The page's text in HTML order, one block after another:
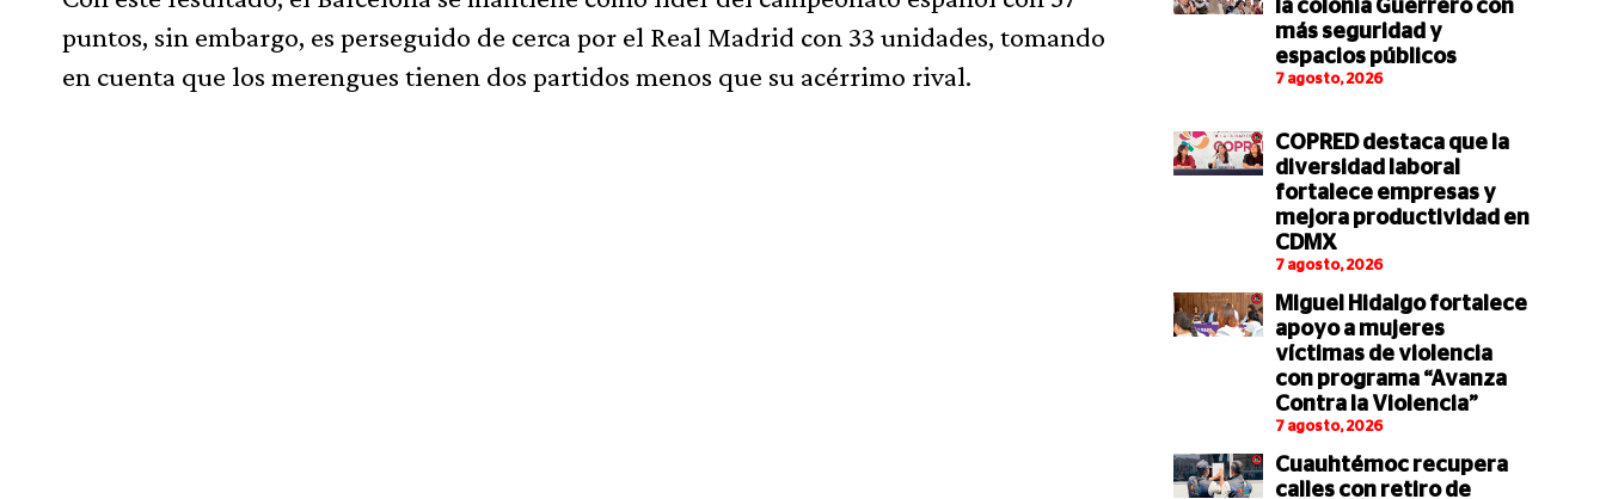
puntos, sin embargo, es perseguido de cerca por el Real Madrid con 33 unidades, tomando
en cuenta que los merengues tienen dos partidos menos que su acérrimo rival.
la colonia Guerrero con
más seguridad y
espacios públicos
7 agosto, 2026
COPRED destaca que la
diversidad laboral
fortalece empresas y
mejora productividad en
CDMX
7 agosto, 2026
Miguel Hidalgo fortalece
apoyo a mujeres
víctimas de violencia
con programa “Avanza
Contra la Violencia”
7 agosto, 2026
Cuauhtémoc recupera
calles con retiro de